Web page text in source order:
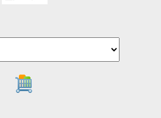
Ajouter au panier